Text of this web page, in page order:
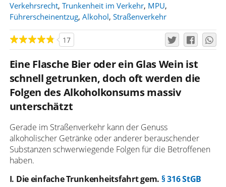
Verkehrsrecht, Trunkenheit im Verkehr, MPU,
Führerscheinentzug, Alkohol, Straßenverkehr
17
Eine Flasche Bier oder ein Glas Wein ist
schnell getrunken, doch oft werden die
Folgen des Alkoholkonsums massiv
unterschätzt
Gerade im Straßenverkehr kann der Genuss
alkoholischer Getränke oder anderer berauschender
Substanzen schwerwiegende Folgen für die Betroffenen
haben.
I. Die einfache Trunkenheitsfahrt gem. § 316 StGB